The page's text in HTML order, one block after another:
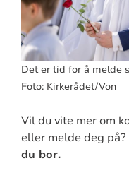
Det er tid for å melde
Foto: Kirkerådet/Von
Vil du vite mer om
eller melde deg på?
du bor.